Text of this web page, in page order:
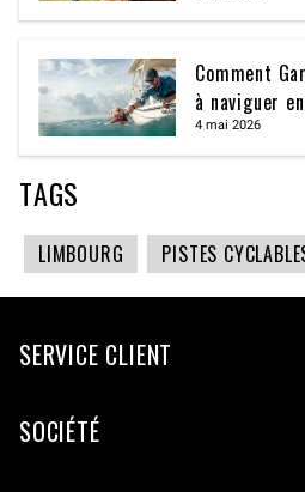
Comment
à naviguer
4 mai 2026
TAGS
LIMBOURG PISTES
SERVICE CLIENT
SOCIÉTÉ